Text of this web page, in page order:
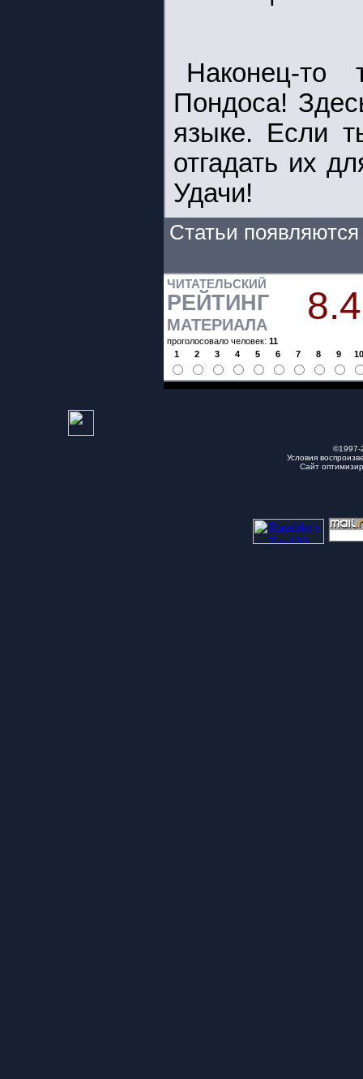
Наконец-
Пондоса!
языке. Если
отгадать их
Удачи!
Статьи
ЧИТАТЕЛЬСКИЙ
РЕЙТИНГ
МАТЕРИАЛА 8.4
проголосовало человек: 11
1
2 3 4 5 6 7 8 9
Условия
Сайт